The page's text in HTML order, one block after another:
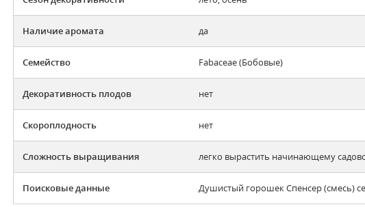
Наличие аромата да
Семейство Fabaceae (Бобовые)
Декоративность плодов нет
Скороплодность нет
Сложность выращивания легко вырастить начинающему
Поисковые данные Душистый горошек Спенсер (смесь)